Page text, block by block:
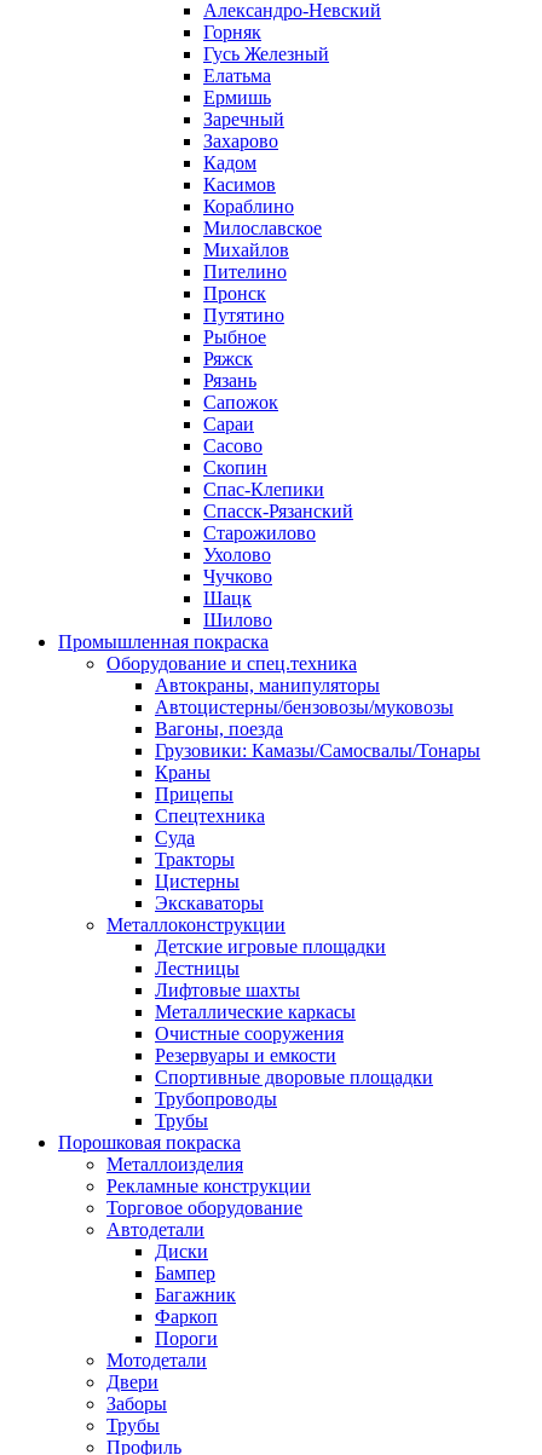
Александро-Невский
Горняк
Гусь Железный
Елатьма
Ермишь
Заречный
Захарово
Кадом
Касимов
Кораблино
Милославское
Михайлов
Пителино
Пронск
Путятино
Рыбное
Ряжск
Рязань
Сапожок
Сараи
Сасово
Скопин
Спас-Клепики
Спасск-Рязанский
Старожилово
Ухолово
Чучково
Шацк
Шилово
Промышленная покраска
Оборудование и спец.техника
Автокраны, манипуляторы
Автоцистерны/бензовозы/муковозы
Вагоны, поезда
Грузовики: Камазы/Самосвалы/Тонары
Краны
Прицепы
Спецтехника
Суда
Тракторы
Цистерны
Экскаваторы
Металлоконструкции
Детские игровые площадки
Лестницы
Лифтовые шахты
Металлические каркасы
Очистные сооружения
Резервуары и емкости
Спортивные дворовые площадки
Трубопроводы
Трубы
Порошковая покраска
Металлоизделия
Рекламные конструкции
Торговое оборудование
Автодетали
Диски
Бампер
Багажник
Фаркоп
Пороги
Мотодетали
Двери
Заборы
Трубы
Профиль